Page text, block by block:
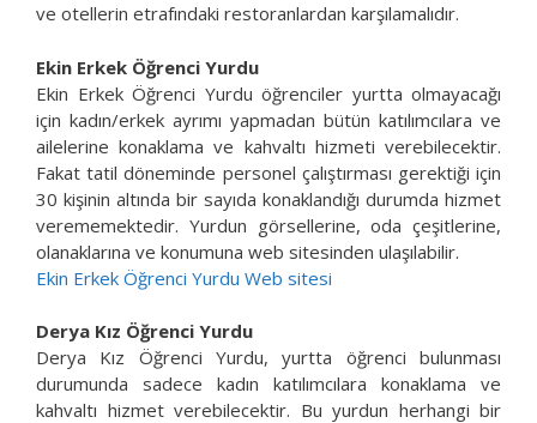
ve otellerin etrafındaki restoranlardan karşılamalıdır.
Ekin Erkek Öğrenci Yurdu
Ekin Erkek Öğrenci Yurdu öğrenciler yurtta olmayacağı
için kadın/erkek ayrımı yapmadan bütün katılımcılara ve
ailelerine konaklama ve kahvaltı hizmeti verebilecektir.
Fakat tatil döneminde personel çalıştırması gerektiği için
30 kişinin altında bir sayıda konaklandığı durumda hizmet
verememektedir. Yurdun görsellerine, oda çeşitlerine,
olanaklarına ve konumuna web sitesinden ulaşılabilir.
Ekin Erkek Öğrenci Yurdu Web sitesi
Derya Kız Öğrenci Yurdu
Derya Kız Öğrenci Yurdu, yurtta öğrenci bulunması
durumunda sadece kadın katılımcılara konaklama ve
kahvaltı hizmet verebilecektir. Bu yurdun herhangi bir